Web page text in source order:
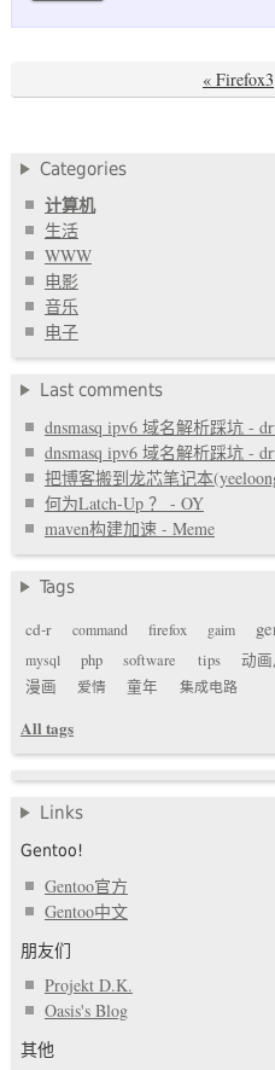
« Firefox3
Categories
计算机
生活
WWW
电影
音乐
电子
Last comments
dnsmasq ipv6 域名解析踩坑 -
dnsmasq ipv6 域名解析踩坑 -
把博客搬到龙芯笔记本
何为Latch-Up ？ - OY
maven构建加速 - Meme
Tags
cd-r
command firefox gaim
mysql
php software tips 动
漫画
爱情 童年 集成电路
All tags
Links
Gentoo!
Gentoo官方
Gentoo中文
朋友们
Projekt D.K.
Oasis's Blog
其他